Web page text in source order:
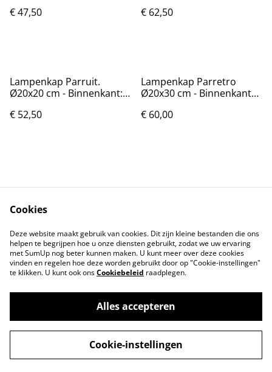
€ 47,50 € 62,50
Lampenkap Parruit.
Ø20x20 cm - Binnenkant:
€ 52,50
Lampenkap Parretro
Ø20x30 cm - Binnenkant
€ 60,00
Neem contact op
Voorwaarden
Privacybeleid
Cookiebeleid
©2026Mengelwerk
powered by
Cookies
Deze website maakt gebruik van cookies. Dit zijn kleine bestanden die ons
helpen te begrijpen hoe u onze diensten gebruikt, zodat we uw ervaring
met SumUp nog beter kunnen maken. U kunt meer over deze cookies
vinden en regelen hoe deze worden gebruikt door op "Cookie-instellingen"
te klikken. U kunt ook onsCookiebeleid raadplegen.
Alles accepteren
Cookie-instellingen